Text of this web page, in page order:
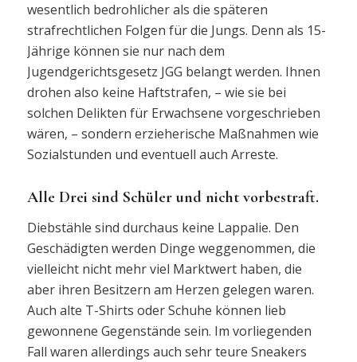
wesentlich bedrohlicher als die späteren
strafrechtlichen Folgen für die Jungs. Denn als 15-
Jährige können sie nur nach dem
Jugendgerichtsgesetz JGG belangt werden. Ihnen
drohen also keine Haftstrafen, – wie sie bei
solchen Delikten für Erwachsene vorgeschrieben
wären, – sondern erzieherische Maßnahmen wie
Sozialstunden und eventuell auch Arreste.
Alle Drei sind Schüler und nicht vorbestraft.
Diebstähle sind durchaus keine Lappalie. Den
Geschädigten werden Dinge weggenommen, die
vielleicht nicht mehr viel Marktwert haben, die
aber ihren Besitzern am Herzen gelegen waren.
Auch alte T-Shirts oder Schuhe können lieb
gewonnene Gegenstände sein. Im vorliegenden
Fall waren allerdings auch sehr teure Sneakers